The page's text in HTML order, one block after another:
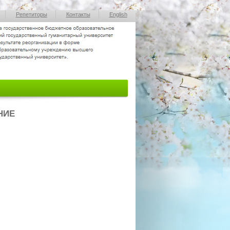
Репетиторы Контакты English